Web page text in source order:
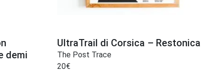
demi
UltraTrail di Corsica – Restonica
The Post Trace
20€